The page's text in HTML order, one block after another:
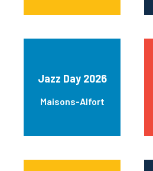
Jazz Day 2026
Maisons-Alfort